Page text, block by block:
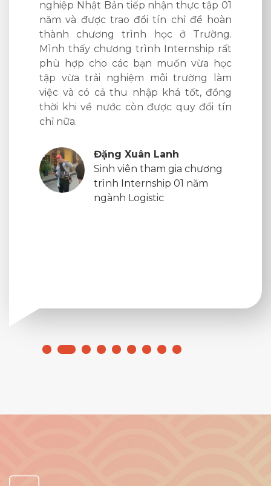
nghiệp Nhật Bản tiếp nhận thực tập 01
năm và được trao đổi tín chỉ để hoàn
thành chương trình học ở Trường.
Mình thấy chương trình Internship rất
phù hợp cho các bạn muốn vừa học
tập vừa trải nghiệm môi trường làm
việc và có cả thu nhập khá tốt, đồng
thời khi về nước còn được quy đổi tín
chỉ nữa.
Đặng Xuân Lanh
Sinh viên tham gia chương
trình Internship 01 năm
ngành Logistic